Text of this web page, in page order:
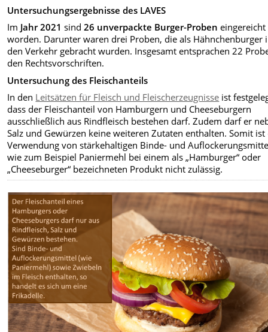
Untersuchungsergebnisse des LAVES
Im Jahr 2021 sind26 unverpackte Burger-Proben eingereicht
worden. Darunter waren drei Proben, die als Hähnchenburger
den Verkehr gebracht wurden. Insgesamt entsprachen 22
den Rechtsvorschriften.
Untersuchung des Fleischanteils
In den Leitsätzen für Fleisch und Fleischerzeugnisse ist
dass der Fleischanteil von Hamburgern und Cheeseburgern
ausschließlich aus Rindfleisch bestehen darf. Zudem darf er
Salz und Gewürzen keine weiteren Zutaten enthalten. Somit ist
Verwendung von stärkehaltigen Binde- und
wie zum Beispiel Paniermehl bei einem als „Hamburger“ oder
„Cheeseburger“ bezeichneten Produkt nicht zulässig.